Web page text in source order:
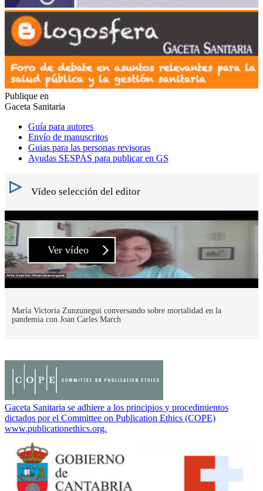
Publique en
Gaceta Sanitaria
Guía para autores
Envío de manuscritos
Guias para las personas revisoras
Ayudas SESPAS para publicar en GS
Vídeo selección del editor
Ver vídeo
María Victoria Zunzunegui conversando sobre mortalidad en la
pandemia con Joan Carles March
Gaceta Sanitaria se adhiere a los principios y procedimientos
dictados por el Committee on Publication Ethics (COPE)
www.publicationethics.org.